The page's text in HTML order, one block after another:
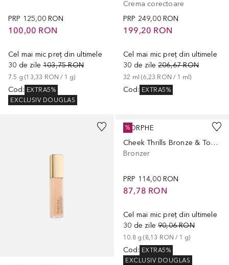
PRP 125,00 RON
100,00 RON
Cel mai mic preț din ultimele
30 de zile 103,75 RON
7.5 g (13,33 RON / 1 g)
Cod : EXTRA5%
EXCLUSIV DOUGLAS
Crema corectoare
PRP 249,00 RON
199,20 RON
Cel mai mic preț din ultimele
30 de zile 206,67 RON
32 ml (6,23 RON / 1 ml)
Cod : EXTRA5%
+9
MORPHE
Cheek Thrills Bronze & Tone Duos
Bronzer
PRP 114,00 RON
87,78 RON
Cel mai mic preț din ultimele
30 de zile 90,06 RON
10.8 g (8,13 RON / 1 g)
Cod : EXTRA5%
EXCLUSIV DOUGLAS
%